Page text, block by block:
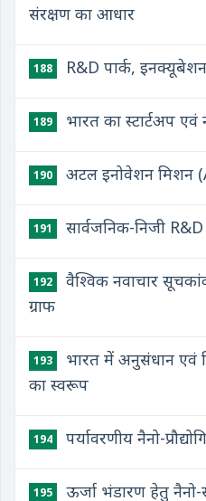
संरक्षण का आधार
188 R&D पार्क,
189 भारत का स्टार्टअप एवं
190 अटल इनोवेशन मिशन
191 सार्वजनिक-निजी R&D
192
वैश्विक नवाचार
ग्राफ
193
भारत में अनुसंधान एवं
का स्वरूप
194 पर्यावरणीय नैनो-
195 ऊर्जा भंडारण हेतु नैनो-